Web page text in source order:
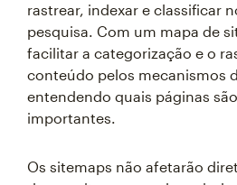
rastrear, indexar e classificar
pesquisa. Com um mapa de
facilitar a categorização e o
conteúdo pelos mecanismos
entendendo quais páginas
importantes.
Os sitemaps não afetarão